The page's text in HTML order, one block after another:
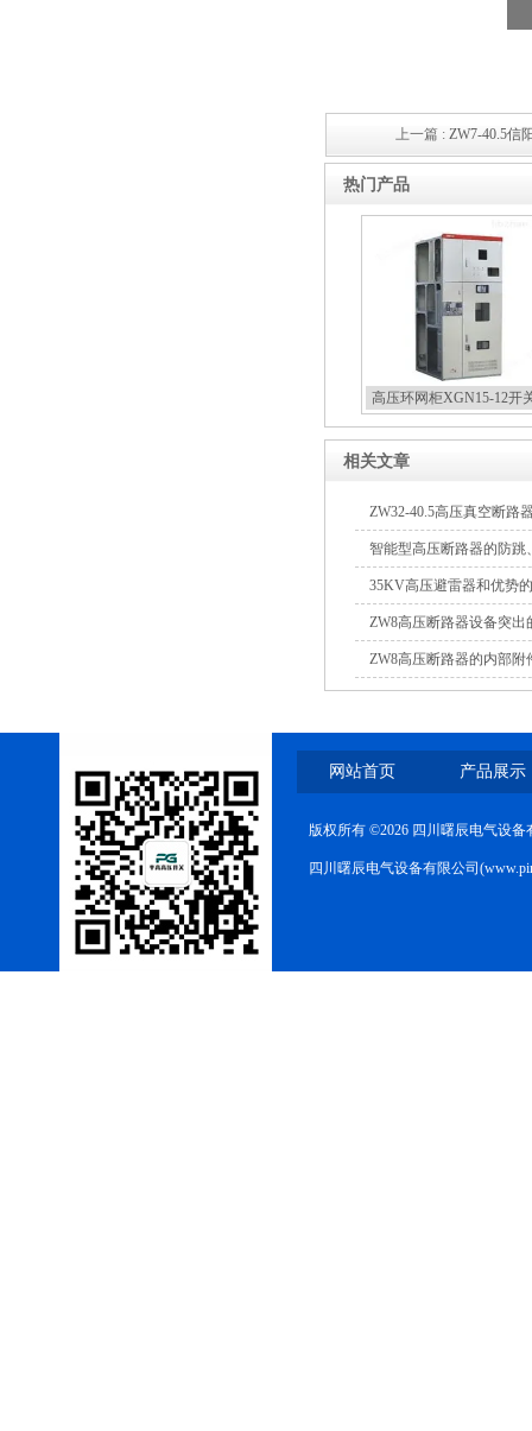
VS1-12/630户内高压真空断
路器
上一篇 : ZW7-40.5信
热门产品
高压环网柜XGN15-12开
相关文章
ZW32-40.5高压真空断路
查修复方案
智能型高压断路器的防跳
35KV高压避雷器和优势
ZW8高压断路器设备突
ZW8高压断路器的内部附
网站首页 产品展示
版权所有 ©2026 四川曙辰电气设
四川曙辰电气设备有限公司